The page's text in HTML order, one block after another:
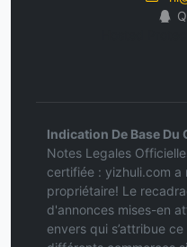
Indication De Base
Notes Legales
certifiée : yizhuli.com
propriétaire! Le
d'annonces mises-en
envers qui s’attribue